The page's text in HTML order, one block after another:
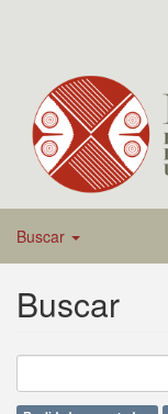
Buscar
Buscar